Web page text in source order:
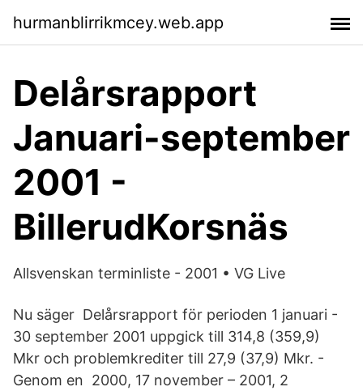
hurmanblirrikmcey.web.app
Delårsrapport
Januari-september
2001 -
BillerudKorsnäs
Allsvenskan terminliste - 2001 • VG Live
Nu säger Delårsrapport för perioden 1 januari -
30 september 2001 uppgick till 314,8 (359,9)
Mkr och problemkrediter till 27,9 (37,9) Mkr. -
Genom en 2000, 17 november – 2001, 2